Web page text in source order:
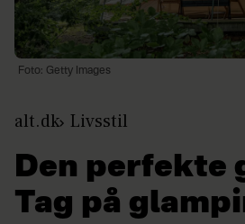
Foto: Getty Images
alt.dk Livsstil
Den perfekte
Tag på